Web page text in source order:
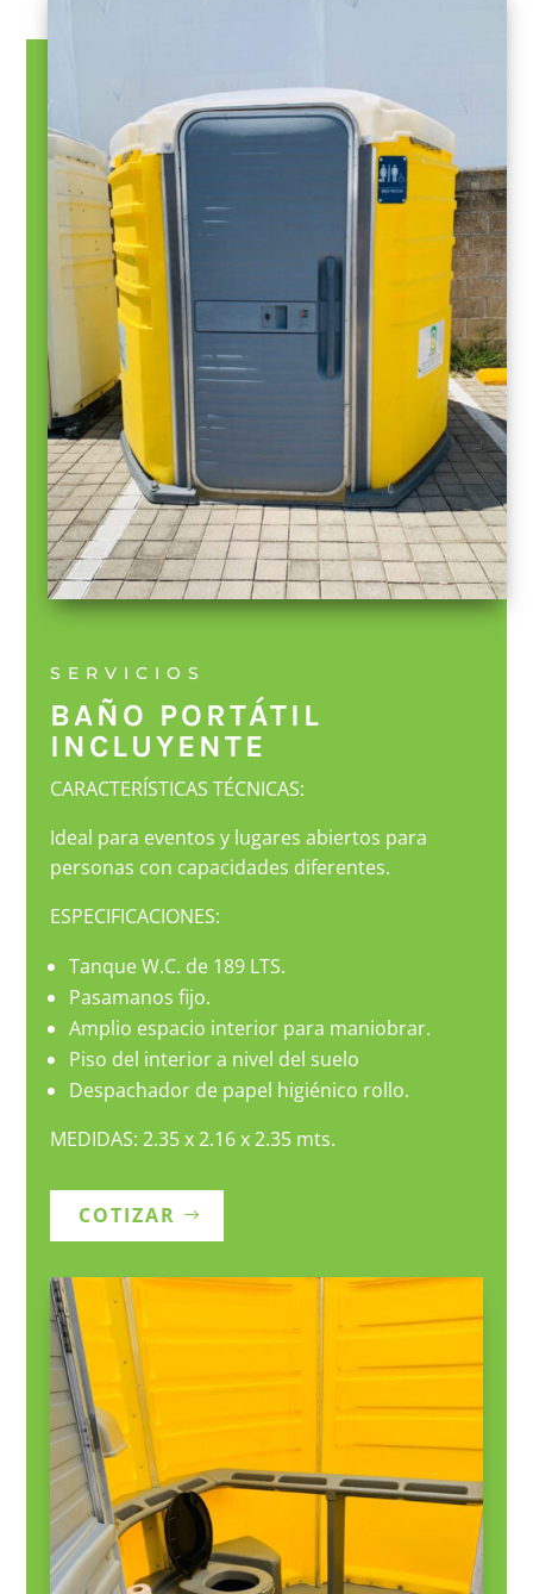
SERVICIOS
BAÑO PORTÁTIL
INCLUYENTE
CARACTERÍSTICAS TÉCNICAS:
Ideal para eventos y lugares abiertos para
personas con capacidades diferentes.
ESPECIFICACIONES:
Tanque W.C. de 189 LTS.
Pasamanos fijo.
Amplio espacio interior para maniobrar.
Piso del interior a nivel del suelo
Despachador de papel higiénico rollo.
MEDIDAS: 2.35 x 2.16 x 2.35 mts.
COTIZAR